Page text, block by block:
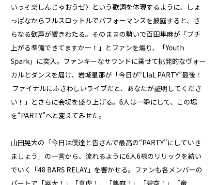
いっそ楽しんじゃおうぜ〉という歌詞を体現するように、しょ
っぱなからフルスロットルでパフォーマンスを披露すると、さ
らなる歓声が響きわたる。そのままの勢いで百田隼麻が「ブチ
上がる準備できてますかー！」とファンを煽り、「Youth
Spark」に突入。ファンキーなサウンドに乗せて挑発的なヴォー
カルとダンスを届け、岩城星那が「今日が“LIaL PARTY”最後！
ファイナルにふさわしいライブだと、あなたが証明してくださ
い！」とさらに会場を盛り上げる。6人は一瞬にして、この場
を“PARTY”へと変えてみせた。
山田晃大の「今日は僕達と皆さんで最高の“PARTY”にしていき
ましょう」の一言から、流れるように6人6様のリリックを紡い
でいく「48 BARS RELAY」を響かせる。ファンも各メンバーの
パートで「晃大！」「真虎！」「隼麻！」「碧空！」「竜